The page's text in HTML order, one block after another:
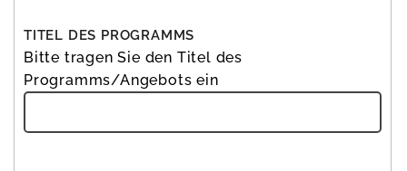
TITEL DES PROGRAMMS
Bitte tragen Sie den Titel des
Programms/Angebots ein